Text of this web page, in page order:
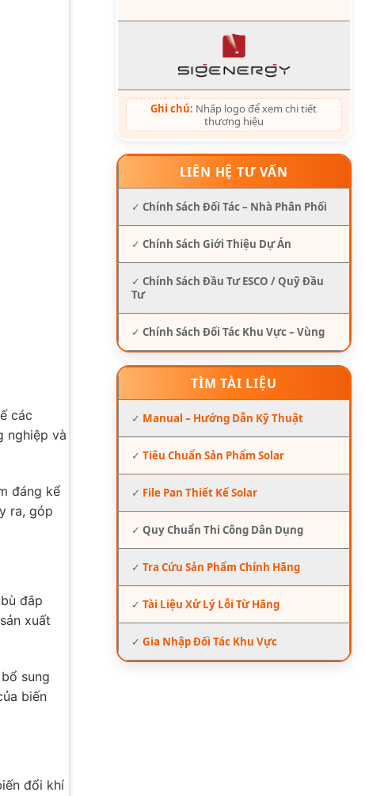
các
nghiệp và
đáng kể
ra, góp
đắp
xuất
sung
biến
đổi khí
Ghi chú: Nhấp logo để xem chi tiết
thương hiệu
LIÊN HỆ TƯ VẤN
✓ Chính Sách Đối Tác – Nhà Phân Phối
✓ Chính Sách Giới Thiệu Dự Án
✓ Chính Sách Đầu Tư ESCO / Quỹ Đầu
Tư
✓ Chính Sách Đối Tác Khu Vực – Vùng
TÌM TÀI LIỆU
✓ Manual – Hướng Dẫn Kỹ Thuật
✓ Tiêu Chuẩn Sản Phẩm Solar
✓ File Pan Thiết Kế Solar
✓ Quy Chuẩn Thi Công Dân Dụng
✓ Tra Cứu Sản Phẩm Chính Hãng
✓ Tài Liệu Xử Lý Lỗi Từ Hãng
✓ Gia Nhập Đối Tác Khu Vực